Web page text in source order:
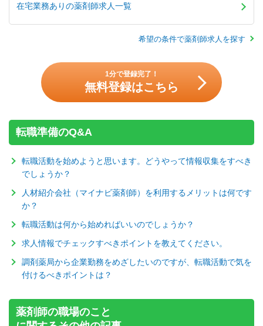
在宅業務ありの薬剤師求人一覧
希望の条件で薬剤師求人を探す
1分で登録完了！
無料登録はこちら
転職準備のQ&A
転職活動を始めようと思います。どうやって情報収集をすべき
でしょうか？
人材紹介会社（マイナビ薬剤師）を利用するメリットは何です
か？
転職活動は何から始めればいいのでしょうか？
求人情報でチェックすべきポイントを教えてください。
調剤薬局から企業勤務をめざしたいのですが、転職活動で気を
付けるべきポイントは？
薬剤師の職場のこと